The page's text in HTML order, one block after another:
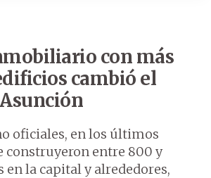
con más
cambió el
oficiales, en los últimos
construyeron entre 800 y
en la capital y alrededores,